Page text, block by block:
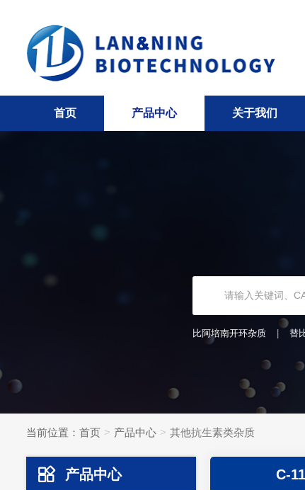
首页 产品中心 关于我们
比阿培南开环杂质 替
当前位置： 首页 产品中心 其他抗生素类杂质
产品中心 C-